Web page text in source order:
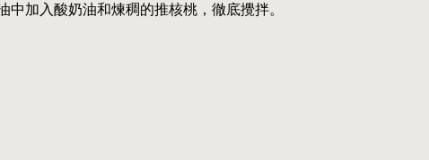
中加入酸奶油和煉稠的推核桃，徹底攪拌。